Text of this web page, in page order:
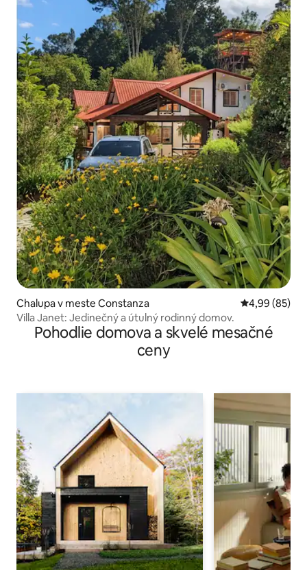
Chalupa v meste Constanza Priemerné
4,99 (85)
​Villa Janet: Jedinečný a útulný rodinný domov.
Pohodlie domova a skvelé mesačné
ceny